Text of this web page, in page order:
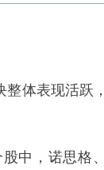
体表现活跃
，诺思格、